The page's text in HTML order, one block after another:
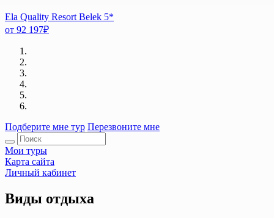
Ela Quality Resort Belek 5*
от 92 197₽
Подберите мне тур Перезвоните мне
Мои туры
Карта сайта
Личный кабинет
Виды отдыха